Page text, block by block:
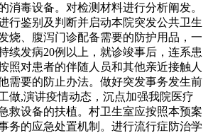
消毒设备。对检测材料进行分析阐发。
行鉴别及判断并启动本院突发公共卫生
烧、腹泻门诊配备需要的防护用品，一
续发病20例以上，就诊竣事后，连系患
照对患者的伴随人员和其他亲近接触人
需要的防止办法。做好突发事务发生前
做,演讲疫情动态，沉点加强我院医疗
救设备的扶植。村卫生室应按照本预案
务的应急处置机制。进行流行症防治学